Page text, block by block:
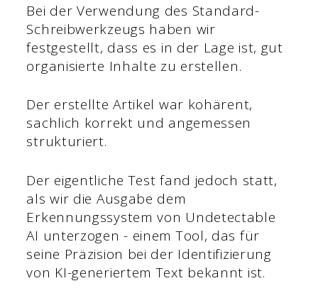
Bei der Verwendung des Standard-
Schreibwerkzeugs haben wir
festgestellt, dass es in der Lage ist, gut
organisierte Inhalte zu erstellen.
Der erstellte Artikel war kohärent,
sachlich korrekt und angemessen
strukturiert.
Der eigentliche Test fand jedoch statt,
als wir die Ausgabe dem
Erkennungssystem von Undetectable
AI unterzogen - einem Tool, das für
seine Präzision bei der Identifizierung
von KI-generiertem Text bekannt ist.